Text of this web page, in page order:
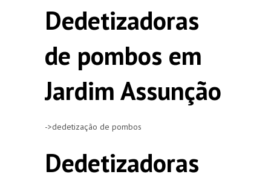
Dedetizadoras
de pombos em
Jardim Assunção
->dedetização de pombos
Dedetizadoras